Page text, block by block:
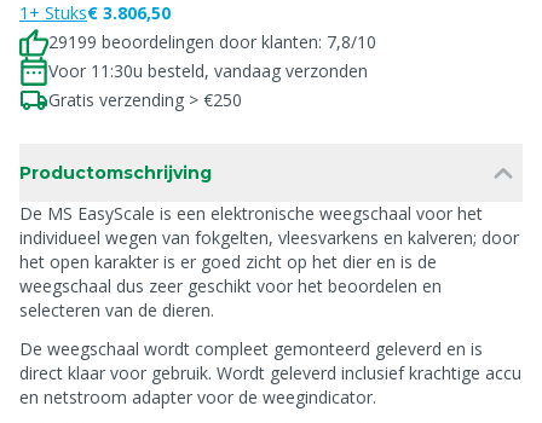
1+ Stuks€ 3.806,50
29199 beoordelingen door klanten: 7,8/10
Voor 11:30u besteld, vandaag verzonden
Gratis verzending > €250
Productomschrijving
De MS EasyScale is een elektronische weegschaal voor het
individueel wegen van fokgelten, vleesvarkens en kalveren; door
het open karakter is er goed zicht op het dier en is de
weegschaal dus zeer geschikt voor het beoordelen en
selecteren van de dieren.
De weegschaal wordt compleet gemonteerd geleverd en is
direct klaar voor gebruik. Wordt geleverd inclusief krachtige accu
en netstroom adapter voor de weegindicator.